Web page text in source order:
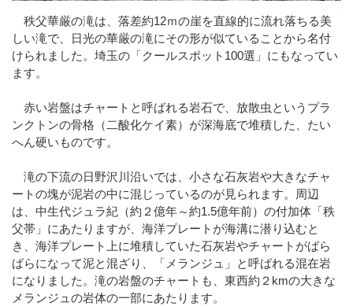
秩父華厳の滝は、落差約12ｍの崖を直線的に流れ落ちる美
しい滝で、日光の華厳の滝にその形が似ていることから名付
けられました。埼玉の「クールスポット100選」にもなってい
ます。
赤い岩盤はチャートと呼ばれる岩石で、放散虫というプラ
ンクトンの骨格（二酸化ケイ素）が深海底で堆積した、たい
へん硬いものです。
滝の下流の日野沢川沿いでは、小さな石灰岩や大きなチャ
ートの塊が泥岩の中に混じっているのが見られます。周辺
は、中生代ジュラ紀（約２億年～約1.5億年前）の付加体「秩
父帯」にあたりますが、海洋プレートが海溝に潜り込むと
き、海洋プレート上に堆積していた石灰岩やチャートがばら
ばらになって泥と混ざり、「メランジュ」と呼ばれる混在岩
になりました。滝の岩盤のチャートも、東西約２kmの大きな
メランジュの岩体の一部にあたります。